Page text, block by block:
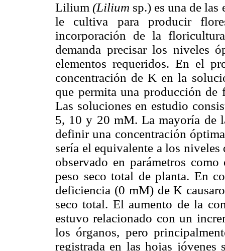
Lilium(Lilium sp.) es una de las
le cultiva para producir
incorporación de la
demanda precisar los niveles
elementos requeridos. En el
concentración de K en la
que permita una producción
Las soluciones en estudio
5, 10 y 20 mM. La mayoría de
definir una concentración
sería el equivalente a los
observado en parámetros
peso seco total de planta. En
deficiencia (0 mM) de K
seco total. El aumento de la
estuvo relacionado con un
los órganos, pero
registrada en las hojas